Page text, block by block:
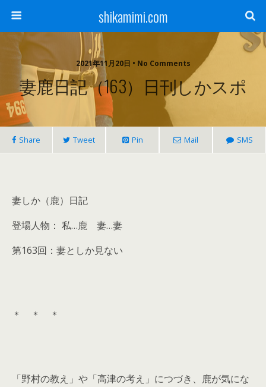
shikamimi.com
2021年11月20日 • No Comments
妻鹿日記（163）日刊しかスポ
Share Tweet Pin Mail SMS
妻しか（鹿）日記
登場人物： 私…鹿 妻…妻
第163回：妻としか見ない
＊ ＊ ＊
「野村の教え」や「高津の考え」につづき、鹿が気にな